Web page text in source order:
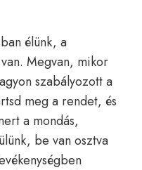
élünk, a
Megvan, mikor
szabályozott a
meg a rendet, és
a mondás,
be van osztva